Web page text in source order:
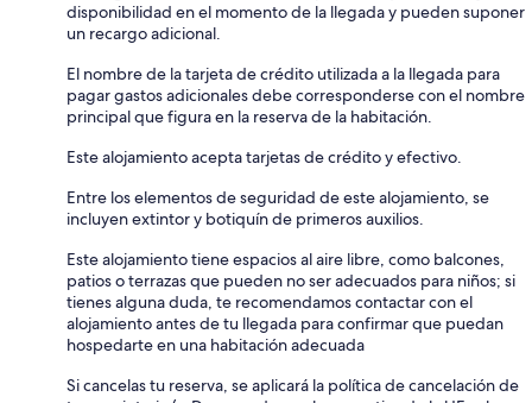
disponibilidad en el momento de la llegada y pueden suponer
un recargo adicional.
El nombre de la tarjeta de crédito utilizada a la llegada para
pagar gastos adicionales debe corresponderse con el nombre
principal que figura en la reserva de la habitación.
Este alojamiento acepta tarjetas de crédito y efectivo.
Entre los elementos de seguridad de este alojamiento, se
incluyen extintor y botiquín de primeros auxilios.
Este alojamiento tiene espacios al aire libre, como balcones,
patios o terrazas que pueden no ser adecuados para niños; si
tienes alguna duda, te recomendamos contactar con el
alojamiento antes de tu llegada para confirmar que puedan
hospedarte en una habitación adecuada
Si cancelas tu reserva, se aplicará la política de cancelación de